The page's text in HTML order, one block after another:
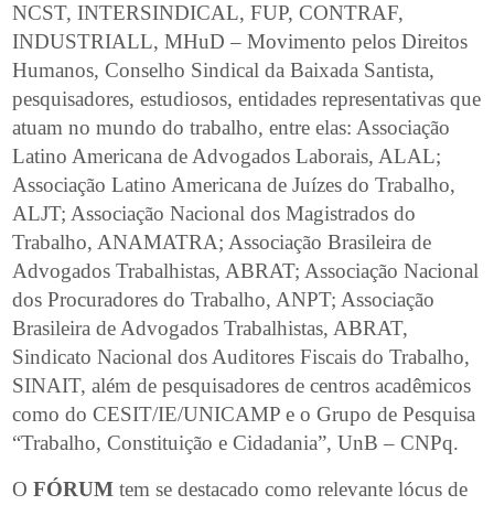
NCST, INTERSINDICAL, FUP, CONTRAF,
INDUSTRIALL, MHuD – Movimento pelos Direitos
Humanos, Conselho Sindical da Baixada Santista,
pesquisadores, estudiosos, entidades representativas que
atuam no mundo do trabalho, entre elas: Associação
Latino Americana de Advogados Laborais, ALAL;
Associação Latino Americana de Juízes do Trabalho,
ALJT; Associação Nacional dos Magistrados do
Trabalho, ANAMATRA; Associação Brasileira de
Advogados Trabalhistas, ABRAT; Associação Nacional
dos Procuradores do Trabalho, ANPT; Associação
Brasileira de Advogados Trabalhistas, ABRAT,
Sindicato Nacional dos Auditores Fiscais do Trabalho,
SINAIT, além de pesquisadores de centros acadêmicos
como do CESIT/IE/UNICAMP e o Grupo de Pesquisa
“Trabalho, Constituição e Cidadania”, UnB – CNPq.
OFÓRUM tem se destacado como relevante lócus de